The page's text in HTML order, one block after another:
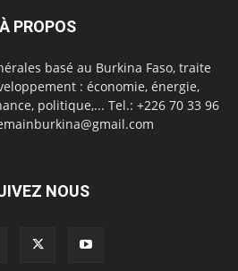
À PROPOS
basé au Burkina Faso, traite
: économie, énergie,
politique,... Tel.: +226 70 33 96
NOUS